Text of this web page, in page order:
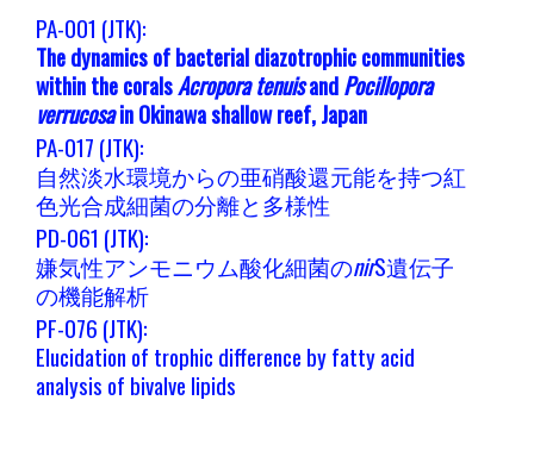
PA-001 (JTK):
The dynamics of bacterial diazotrophic communities
within the coralsAcropora tenuisandPocillopora
verrucosain Okinawa shallow reef, Japan
PA-017 (JTK):
自然淡水環境からの亜硝酸還元能を持つ紅
色光合成細菌の分離と多様性
PD-061 (JTK):
嫌気性アンモニウム酸化細菌のnirS遺伝子
の機能解析
PF-076 (JTK):
Elucidation of trophic difference by fatty acid
analysis of bivalve lipids